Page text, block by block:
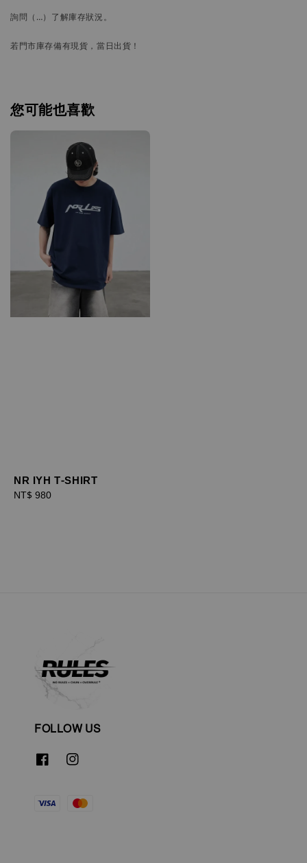
詢問 （…） 了解庫存狀況。
若門市庫存備有現貨，當日出貨！
您可能也喜歡
NR IYH T-SHIRT
Regular
NT$ 980
FOLLOW US